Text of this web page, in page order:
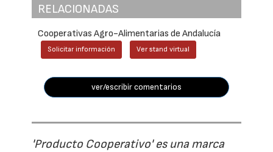
RELACIONADAS
Cooperativas Agro-Alimentarias de Andalucía
Solicitar información Ver stand virtual
ver/escribir comentarios
'Producto Cooperativo' es una marca